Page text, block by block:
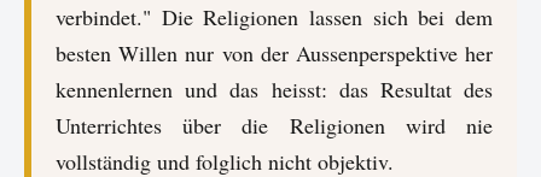
verbindet." Die Religionen lassen sich bei dem
besten Willen nur von der Aussenperspektive her
kennenlernen und das heisst: das Resultat des
Unterrichtes über die Religionen wird nie
vollständig und folglich nicht objektiv.